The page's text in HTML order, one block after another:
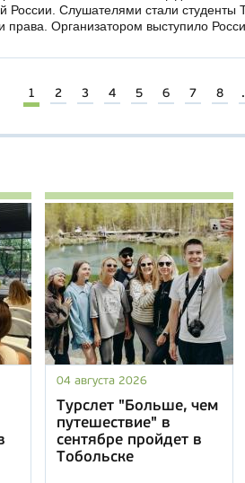
России. Слушателями стали студенты
права. Организатором выступило
1 2 3 4 5 6 7 8
04 августа 2026
Турслет "Больше, чем
путешествие" в
сентябре пройдет в
Тобольске